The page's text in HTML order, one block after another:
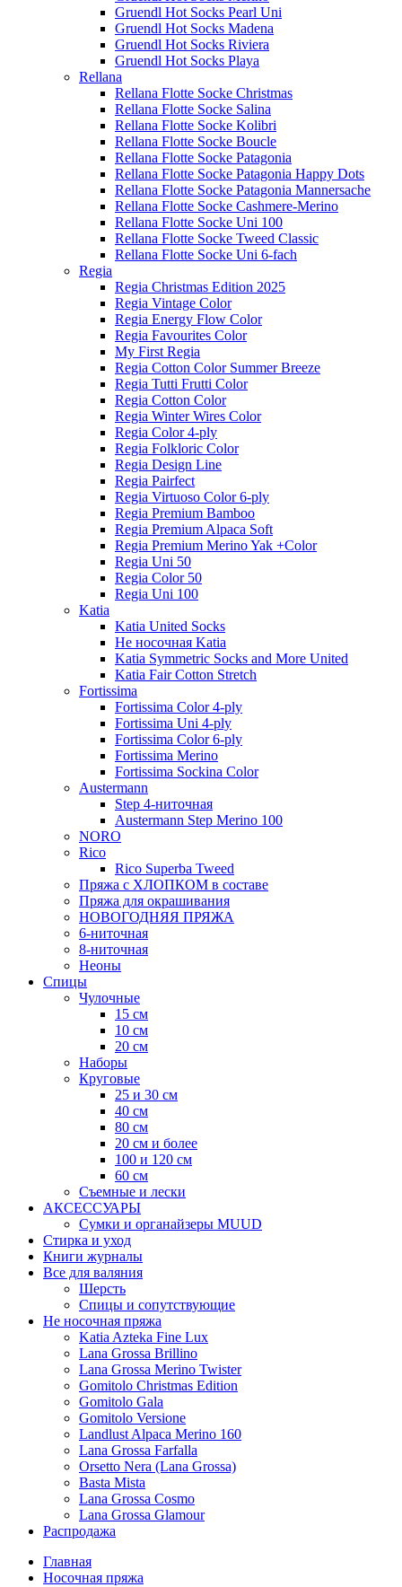
Gruendl Hot Socks Pearl Uni
Gruendl Hot Socks Madena
Gruendl Hot Socks Riviera
Gruendl Hot Socks Playa
Rellana
Rellana Flotte Socke Christmas
Rellana Flotte Socke Salina
Rellana Flotte Socke Kolibri
Rellana Flotte Socke Boucle
Rellana Flotte Socke Patagonia
Rellana Flotte Socke Patagonia Happy Dots
Rellana Flotte Socke Patagonia Mannersache
Rellana Flotte Socke Cashmere-Merino
Rellana Flotte Socke Uni 100
Rellana Flotte Socke Tweed Classic
Rellana Flotte Socke Uni 6-fach
Regia
Regia Christmas Edition 2025
Regia Vintage Color
Regia Energy Flow Color
Regia Favourites Color
My First Regia
Regia Cotton Color Summer Breeze
Regia Tutti Frutti Color
Regia Cotton Color
Regia Winter Wires Color
Regia Color 4-ply
Regia Folkloric Color
Regia Design Line
Regia Pairfect
Regia Virtuoso Color 6-ply
Regia Premium Bamboo
Regia Premium Alpaca Soft
Regia Premium Merino Yak +Color
Regia Uni 50
Regia Color 50
Regia Uni 100
Katia
Katia United Socks
Не носочная Katia
Katia Symmetric Socks and More United
Katia Fair Cotton Stretch
Fortissima
Fortissima Color 4-ply
Fortissima Uni 4-ply
Fortissima Color 6-ply
Fortissima Merino
Fortissima Sockina Color
Austermann
Step 4-ниточная
Austermann Step Merino 100
NORO
Rico
Rico Superba Tweed
Пряжа с ХЛОПКОМ в составе
Пряжа для окрашивания
НОВОГОДНЯЯ ПРЯЖА
6-ниточная
8-ниточная
Неоны
Спицы
Чулочные
15 см
10 см
20 см
Наборы
Круговые
25 и 30 см
40 см
80 см
20 см и более
100 и 120 см
60 см
Съемные и лески
АКСЕССУАРЫ
Сумки и органайзеры MUUD
Стирка и уход
Книги журналы
Все для валяния
Шерсть
Спицы и сопутствующие
Не носочная пряжа
Katia Azteka Fine Lux
Lana Grossa Brillino
Lana Grossa Merino Twister
Gomitolo Christmas Edition
Gomitolo Gala
Gomitolo Versione
Landlust Alpaca Merino 160
Lana Grossa Farfalla
Orsetto Nera (Lana Grossa)
Basta Mista
Lana Grossa Cosmo
Lana Grossa Glamour
Распродажа
Главная
Носочная пряжа